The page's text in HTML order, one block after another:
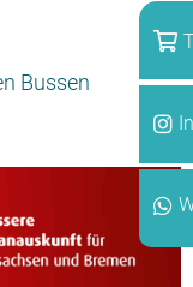
Bussen